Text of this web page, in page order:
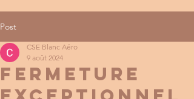
Post
fermeture
CSE Blanc Aéro
9 août 2024